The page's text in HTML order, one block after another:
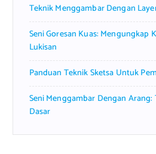
Teknik Menggambar Dengan
Seni Goresan Kuas: Mengungkap
Lukisan
Panduan Teknik Sketsa Untuk
Seni Menggambar Dengan
Dasar